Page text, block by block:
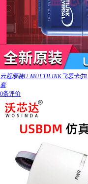
云程原装U-MULTILINK飞思卡尔
套
0条评价